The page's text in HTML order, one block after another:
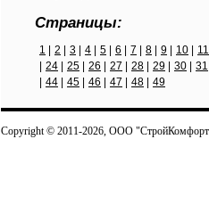
Страницы:
1 | 2 | 3 | 4 | 5 | 6 | 7 | 8 | 9 | 10 | 11
| 24 | 25 | 26 | 27 | 28 | 29 | 30 | 31
| 44 | 45 | 46 | 47 | 48 | 49
Copyright © 2011-2026, ООО